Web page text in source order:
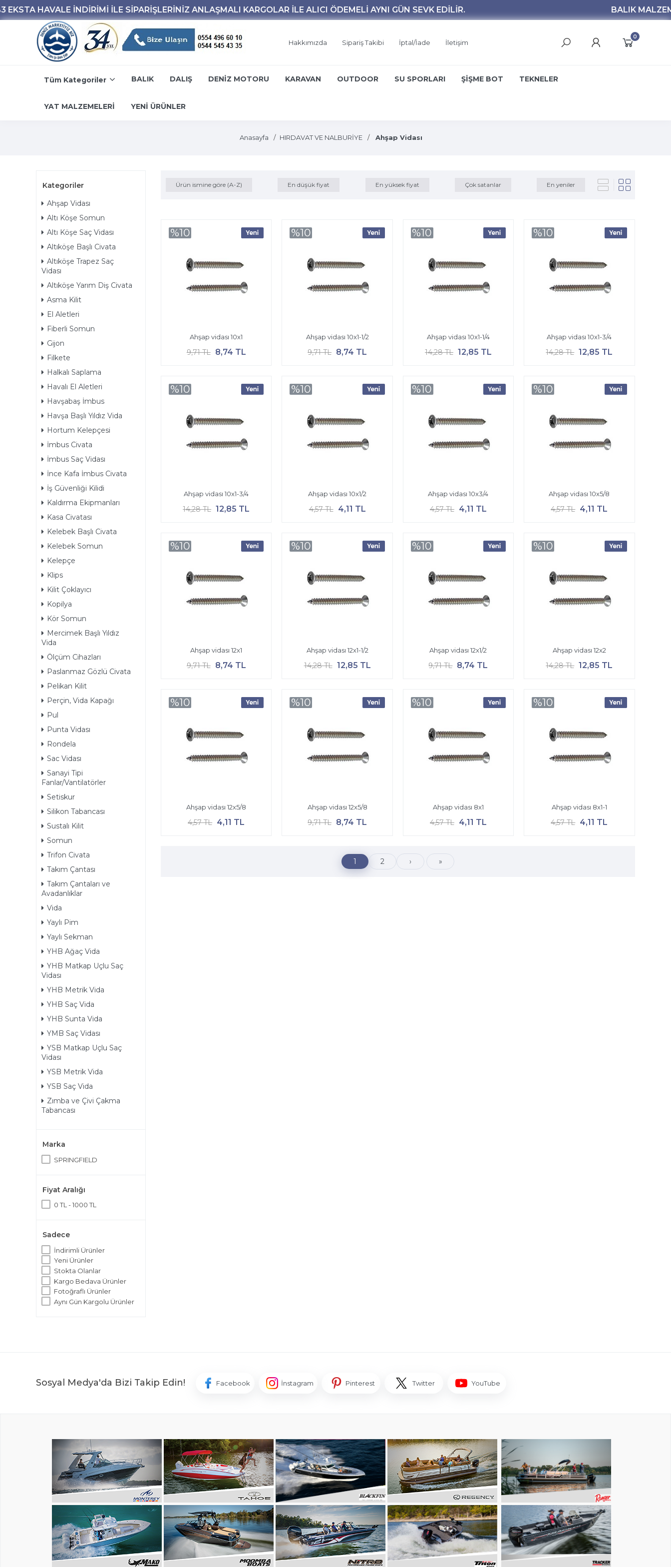
Hakkımızda Sipariş Takibi İptal/İade İletişim
0
Tüm Kategoriler BALIK DALIŞ DENİZ MOTORU KARAVAN OUTDOOR SU SPORLARI ŞİŞME BOT TEKNELER
YAT MALZEMELERİ YENİ ÜRÜNLER
Anasayfa HIRDAVAT VE NALBURİYE Ahşap Vidası
Kategoriler
Ahşap Vidası
Altı Köşe Somun
Altı Köşe Saç Vidası
Altıköşe Başlı Civata
Altıköşe Trapez Saç
Vidası
Altıköşe Yarım Diş Civata
Asma Kilit
El Aletleri
Fiberli Somun
Gijon
Filkete
Halkalı Saplama
Havalı El Aletleri
Havşabaş İmbus
Havşa Başlı Yıldız Vida
Hortum Kelepçesi
İmbus Civata
İmbus Saç Vidası
İnce Kafa İmbus Civata
İş Güvenliği Kilidi
Kaldırma Ekipmanları
Kasa Civatası
Kelebek Başlı Civata
Kelebek Somun
Kelepçe
Klips
Kilit Çoklayıcı
Kopilya
Kör Somun
Mercimek Başlı Yıldız
Vida
Ölçüm Cihazları
Paslanmaz Gözlü Civata
Pelikan Kilit
Perçin, Vida Kapağı
Pul
Punta Vidası
Rondela
Sac Vidası
Sanayi Tipi
Fanlar/Vantilatörler
Setiskur
Silikon Tabancası
Sustalı Kilit
Somun
Trifon Civata
Takım Çantası
Takım Çantaları ve
Avadanlıklar
Vida
Yaylı Pim
Yaylı Sekman
YHB Ağaç Vida
YHB Matkap Uçlu Saç
Vidası
YHB Metrik Vida
YHB Saç Vida
YHB Sunta Vida
YMB Saç Vidası
YSB Matkap Uçlu Saç
Vidası
YSB Metrik Vida
YSB Saç Vida
Zımba ve Çivi Çakma
Tabancası
Marka
SPRINGFIELD
Fiyat Aralığı
0 TL - 1000 TL
Sadece
İndirimli Ürünler
Yeni Ürünler
Stokta Olanlar
Kargo Bedava Ürünler
Fotoğraflı Ürünler
Aynı Gün Kargolu Ürünler
Ürün ismine göre (A-Z) En düşük fiyat En yüksek fiyat Çok satanlar En yeniler
Ahşap vidası 10x1
9,71 TL 8,74 TL
%10
Ahşap vidası 10x1-1/2
9,71 TL 8,74 TL
%10
Ahşap vidası 10x1-1/4
14,28 TL 12,85 TL
%10
Ahşap vidası 10x1-3/4
14,28 TL 12,85 TL
%10
Ahşap vidası 10x1-3/4
14,28 TL 12,85 TL
%10
Ahşap vidası 10x1/2
4,57 TL 4,11 TL
%10
Ahşap vidası 10x3/4
4,57 TL 4,11 TL
%10
Ahşap vidası 10x5/8
4,57 TL 4,11 TL
%10
Ahşap vidası 12x1
9,71 TL 8,74 TL
%10
Ahşap vidası 12x1-1/2
14,28 TL 12,85 TL
%10
Ahşap vidası 12x1/2
9,71 TL 8,74 TL
%10
Ahşap vidası 12x2
14,28 TL 12,85 TL
%10
Ahşap vidası 12x5/8
4,57 TL 4,11 TL
%10
Ahşap vidası 12x5/8
9,71 TL 8,74 TL
%10
Ahşap vidası 8x1
4,57 TL 4,11 TL
%10
Ahşap vidası 8x1-1
4,57 TL 4,11 TL
%10
1 2 › »
Sosyal Medya'da Bizi Takip Edin! Facebook İnstagram Pinterest Twitter YouTube